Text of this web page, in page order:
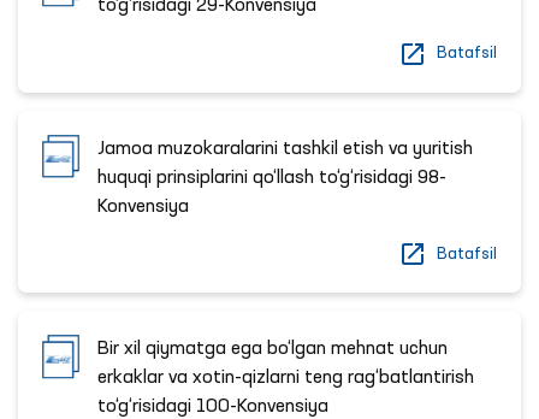
to‘g‘risidagi 29-Konvensiya
Batafsil
Jamoa muzokaralarini tashkil etish va yuritish
huquqi prinsiplarini qo‘llash to‘g‘risidagi 98-
Konvensiya
Batafsil
Bir xil qiymatga ega bo‘lgan mehnat uchun
erkaklar va xotin-qizlarni teng rag‘batlantirish
to‘g‘risidagi 100-Konvensiya